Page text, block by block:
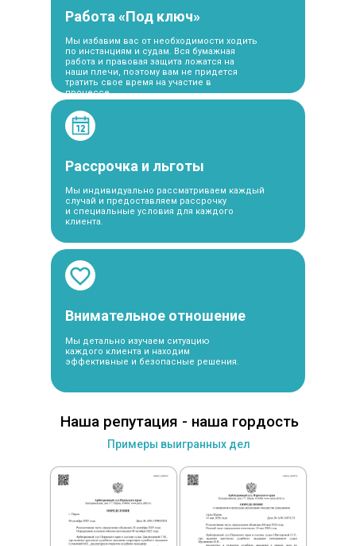
Работа «Под ключ»
Мы избавим вас от необходимости ходить
по инстанциям и судам. Вся бумажная
работа и правовая защита ложатся на
наши плечи, поэтому вам не придется
тратить свое время на участие в
процессе.
Рассрочка и льготы
Мы индивидуально рассматриваем каждый
случай и предоставляем рассрочку
и специальные условия для каждого
клиента.
Внимательное отношение
Мы детально изучаем ситуацию
каждого клиента и находим
эффективные и безопасные решения.
Наша репутация - наша гордость
Примеры выигранных дел